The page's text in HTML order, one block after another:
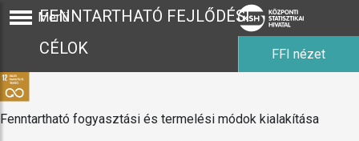
Menü
FENNTARTHATÓ FEJLŐDÉSI
CÉLOK
FFI nézet
Fenntartható fogyasztási és termelési módok kialakítása